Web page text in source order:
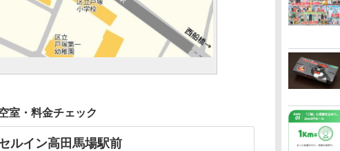
室・料金チェック
ルイン高田馬場駅前